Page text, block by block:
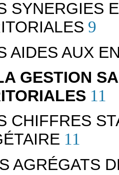
SYNERGIES
9
AIDES AUX
GESTION
11
CHIFFRES
11
AGRÉGATS